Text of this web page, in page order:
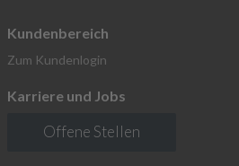
Kundenbereich
Zum Kundenlogin
Karriere und Jobs
Offene Stellen